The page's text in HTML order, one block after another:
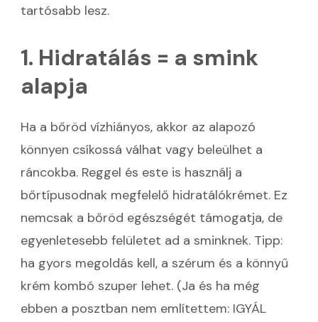
tartósabb lesz.
1. Hidratálás = a smink
alapja
Ha a bőröd vízhiányos, akkor az alapozó
könnyen csíkossá válhat vagy beleülhet a
ráncokba. Reggel és este is használj a
bőrtípusodnak megfelelő hidratálókrémet. Ez
nemcsak a bőröd egészségét támogatja, de
egyenletesebb felületet ad a sminknek. Tipp:
ha gyors megoldás kell, a szérum és a könnyű
krém kombó szuper lehet. (Ja és ha még
ebben a posztban nem említettem: IGYÁL